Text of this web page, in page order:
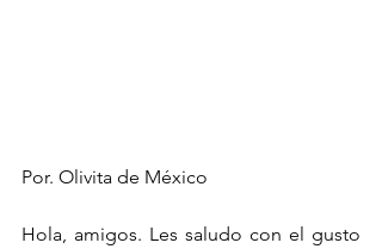
Por. Olivita de México
Hola, amigos. Les saludo con el gusto